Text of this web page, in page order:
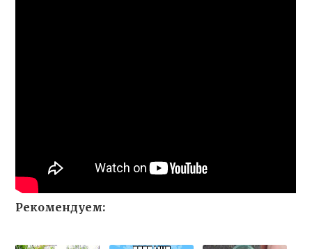
Рекомендуем: